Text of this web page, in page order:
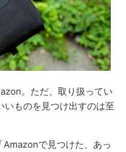
。ただ、取り扱ってい
いものを見つけ出すのは至
Amazonで見つけた、あっ